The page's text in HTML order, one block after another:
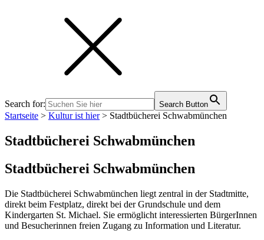
Search for: Search Button
Startseite > Kultur ist hier> Stadtbücherei Schwabmünchen
Stadtbücherei Schwabmünchen
Stadtbücherei Schwabmünchen
Die Stadtbücherei Schwabmünchen liegt zentral in der Stadtmitte,
direkt beim Festplatz, direkt bei der Grundschule und dem
Kindergarten St. Michael. Sie ermöglicht interessierten BürgerInnen
und Besucherinnen freien Zugang zu Information und Literatur.